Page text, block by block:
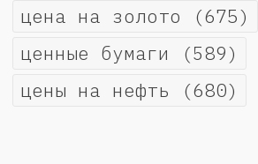
цена на золото (675)
ценные бумаги (589)
цены на нефть (680)